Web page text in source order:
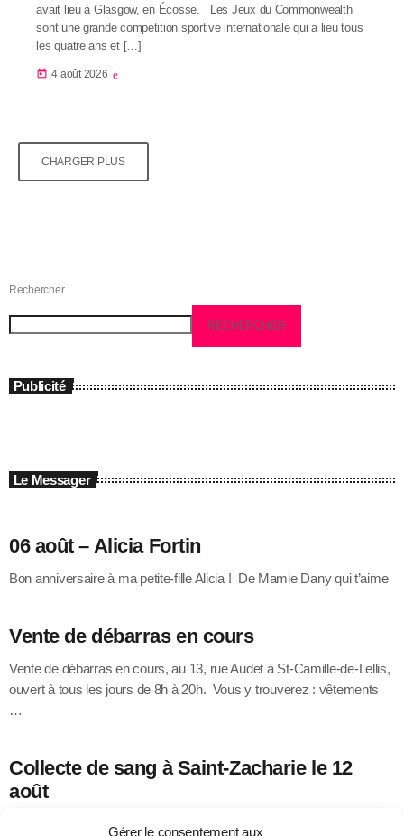
Gérer le consentement aux
avait lieu à Glasgow, en Écosse. Les Jeux du Commonwealth
sont une grande compétition sportive internationale qui a lieu tous
les quatre ans et […]
today 4 août 2026
CHARGER PLUS
Rechercher
RECHERCHER
Publicité
Le Messager
06 août – Alicia Fortin
Bon anniversaire à ma petite-fille Alicia ! De Mamie Dany qui t’aime
Vente de débarras en cours
Vente de débarras en cours, au 13, rue Audet à St-Camille-de-Lellis,
ouvert à tous les jours de 8h à 20h. Vous y trouverez : vêtements
…
Collecte de sang à Saint-Zacharie le 12
août
Héma-Québec vous invite à participer à une collecte de sang le